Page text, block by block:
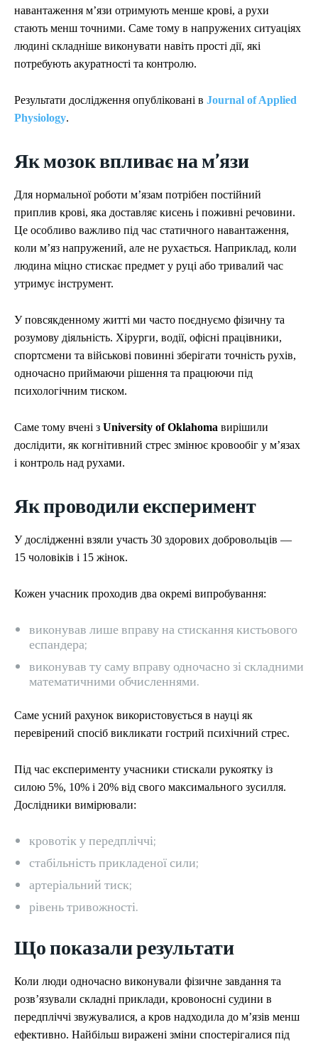
УКРАЇНА ВІЙНА СВІТ ПОЛІТИКА
ЕКОНОМІКА СПОРТ ТЕХНОЛОГІЇ
УКРАЇНА ВІЙНА СВІТ ПОЛІТИКА
ЕКОНОМІКА СПОРТ ТЕХНОЛОГІЇ
СПОРТ ТЕХНОЛОГІЇ
СПОРТ ТЕХНОЛОГІЇ
навантаження м’язи отримують менше крові, а рухи
стають менш точними. Саме тому в напружених ситуаціях
людині складніше виконувати навіть прості дії, які
потребують акуратності та контролю.
Результати дослідження опубліковані в Journal of Applied
Physiology.
Як мозок впливає на м’язи
Для нормальної роботи м’язам потрібен постійний
приплив крові, яка доставляє кисень і поживні речовини.
Це особливо важливо під час статичного навантаження,
коли м’яз напружений, але не рухається. Наприклад, коли
людина міцно стискає предмет у руці або тривалий час
утримує інструмент.
У повсякденному житті ми часто поєднуємо фізичну та
розумову діяльність. Хірурги, водії, офісні працівники,
спортсмени та військові повинні зберігати точність рухів,
одночасно приймаючи рішення та працюючи під
психологічним тиском.
Саме тому вчені з University of Oklahoma вирішили
дослідити, як когнітивний стрес змінює кровообіг у м’язах
і контроль над рухами.
Як проводили експеримент
У дослідженні взяли участь 30 здорових добровольців —
15 чоловіків і 15 жінок.
Кожен учасник проходив два окремі випробування:
виконував лише вправу на стискання кистьового
еспандера;
виконував ту саму вправу одночасно зі складними
математичними обчисленнями.
Саме усний рахунок використовується в науці як
перевірений спосіб викликати гострий психічний стрес.
Під час експерименту учасники стискали рукоятку із
силою 5%, 10% і 20% від свого максимального зусилля.
Дослідники вимірювали:
кровотік у передпліччі;
стабільність прикладеної сили;
артеріальний тиск;
рівень тривожності.
Що показали результати
Коли люди одночасно виконували фізичне завдання та
розв’язували складні приклади, кровоносні судини в
передпліччі звужувалися, а кров надходила до м’язів менш
ефективно. Найбільш виражені зміни спостерігалися під